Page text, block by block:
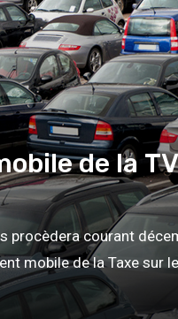
de la
procèdera courant
mobile de la Taxe sur